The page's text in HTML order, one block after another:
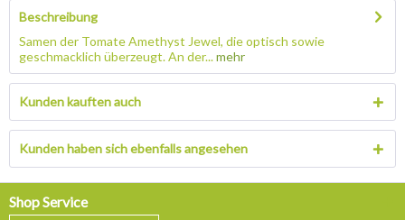
Beschreibung
Samen der Tomate Amethyst Jewel, die optisch sowie
geschmacklich überzeugt. An der...mehr
Kunden kauften auch
Kunden haben sich ebenfalls angesehen
Shop Service